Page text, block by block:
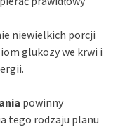
niewielkich porcji
glukozy we krwi i
powinny
tego rodzaju planu